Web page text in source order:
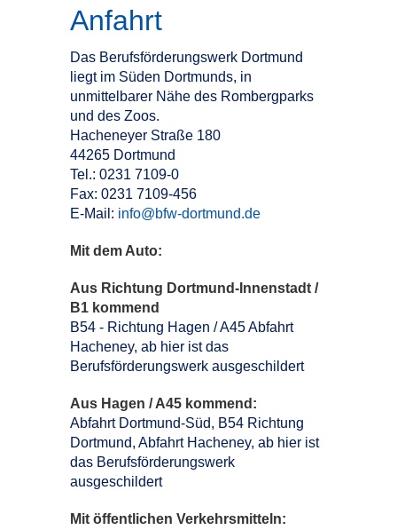
Anfahrt
Das Berufsförderungswerk Dortmund
liegt im Süden Dortmunds, in
unmittelbarer Nähe des Rombergparks
und des Zoos.
Hacheneyer Straße 180
44265 Dortmund
Tel.: 0231 7109-0
Fax: 0231 7109-456
E-Mail: info@bfw-dortmund.de
Mit dem Auto:
Aus Richtung Dortmund-Innenstadt /
B1 kommend
B54 - Richtung Hagen / A45 Abfahrt
Hacheney, ab hier ist das
Berufsförderungswerk ausgeschildert
Aus Hagen / A45 kommend:
Abfahrt Dortmund-Süd, B54 Richtung
Dortmund, Abfahrt Hacheney, ab hier ist
das Berufsförderungswerk
ausgeschildert
Mit öffentlichen Verkehrsmitteln: